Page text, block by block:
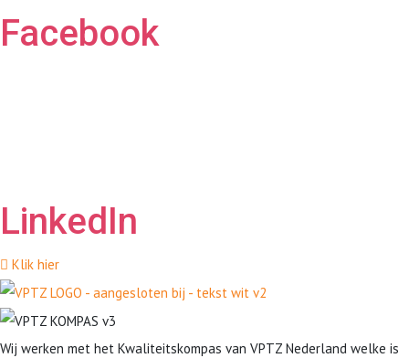
Facebook
LinkedIn
Klik hier
Wij werken met het Kwaliteitskompas van VPTZ Nederland welke is